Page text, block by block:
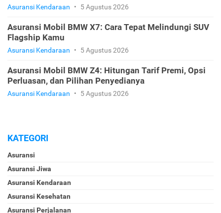
Asuransi Kendaraan • 5 Agustus 2026
Asuransi Mobil BMW X7: Cara Tepat Melindungi SUV
Flagship Kamu
Asuransi Kendaraan • 5 Agustus 2026
Asuransi Mobil BMW Z4: Hitungan Tarif Premi, Opsi
Perluasan, dan Pilihan Penyedianya
Asuransi Kendaraan • 5 Agustus 2026
KATEGORI
Asuransi
Asuransi Jiwa
Asuransi Kendaraan
Asuransi Kesehatan
Asuransi Perjalanan